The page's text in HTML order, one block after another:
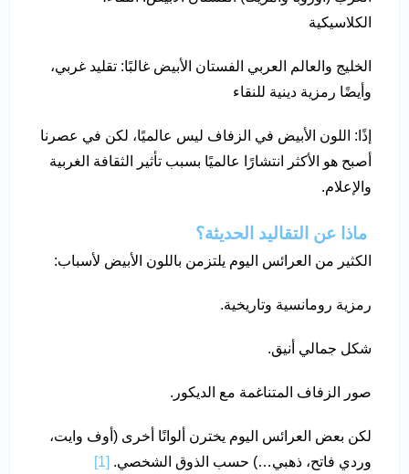
الكلاسيكية
الخليج والعالم العربي الفستان الأبيض غالبًا: تقليد غربي،
وأيضًا رمزية دينية للنقاء
إذًا: اللون الأبيض في الزفاف ليس عالميًا، لكن في عصرنا
أصبح هو الأكثر انتشارًا عالميًا بسبب تأثير الثقافة الغربية
والإعلام.
ماذا عن التقاليد الحديثة؟
الكثير من العرائس اليوم يلتزمن باللون الأبيض لأسباب:
رمزية رومانسية وتاريخية.
شكل جمالي أنيق.
صور الزفاف المتناغمة مع الديكور.
لكن بعض العرائس اليوم يخترن ألوانًا أخرى (أوف وايت،
وردي فاتح، ذهبي…) حسب الذوق الشخصي. [1]